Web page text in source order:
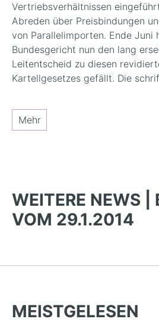
Vertriebsverhältnissen
Abreden über Preisbindungen
von Parallelimporten. Ende Juni
Bundesgericht nun den lang
Leitentscheid zu diesen
Kartellgesetzes gefällt. Die
Mehr
WEITERE NEWS |
VOM 29.1.2014
MEISTGELESEN